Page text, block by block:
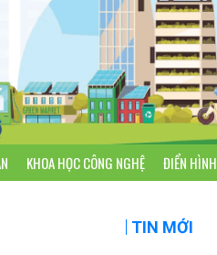
KHOA HỌC CÔNG NGHỆ ĐIỂN HÌNH
TIN MỚI